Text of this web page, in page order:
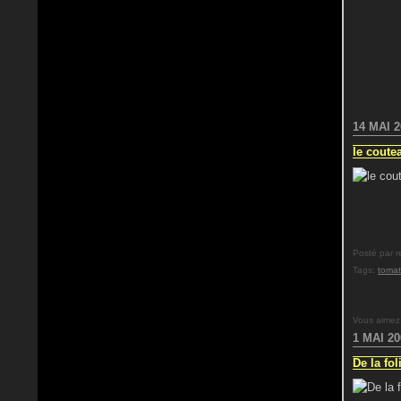
14 MAI
le
Posté par
Tags:
Vous
1 MAI
De la